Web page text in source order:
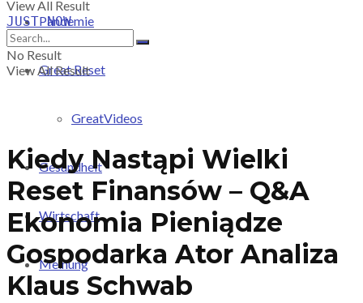
Pandemie
Great Reset
GreatVideos
Gesundheit
Wirtschaft
Meinung
View All Result
JUST-NOW
No Result
View All Result
Kiedy Nastąpi Wielki
Reset Finansów – Q&A
Ekonomia Pieniądze
Gospodarka Ator Analiza
Klaus Schwab